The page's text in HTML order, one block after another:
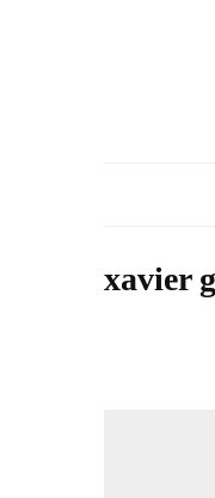
xavier